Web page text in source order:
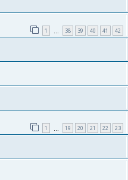
1 38 39 40 41 42
1 19 20 21 22 23